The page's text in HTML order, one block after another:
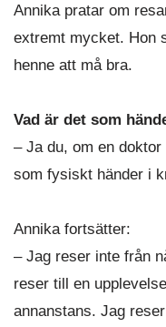
Annika pratar om
extremt mycket. Hon
henne att må bra.
Vad är det som
– Ja du, om en
som fysiskt händer i
Annika fortsätter:
– Jag reser inte från
reser till en
annanstans. Jag